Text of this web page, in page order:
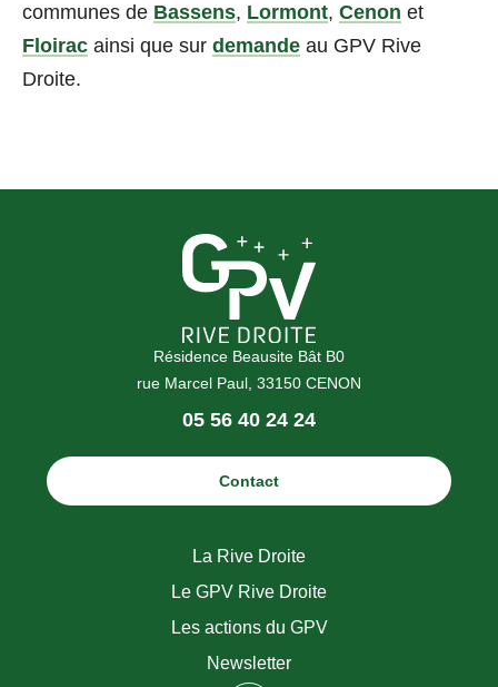
communes de Bassens, Lormont, Cenon et
Floirac ainsi que sur demande au GPV Rive
Droite.
Résidence Beausite Bât B0
rue Marcel Paul, 33150 CENON
Téléphone
05 56 40 24 24
Contact
La Rive Droite
Le GPV Rive Droite
Les actions du GPV
Newsletter